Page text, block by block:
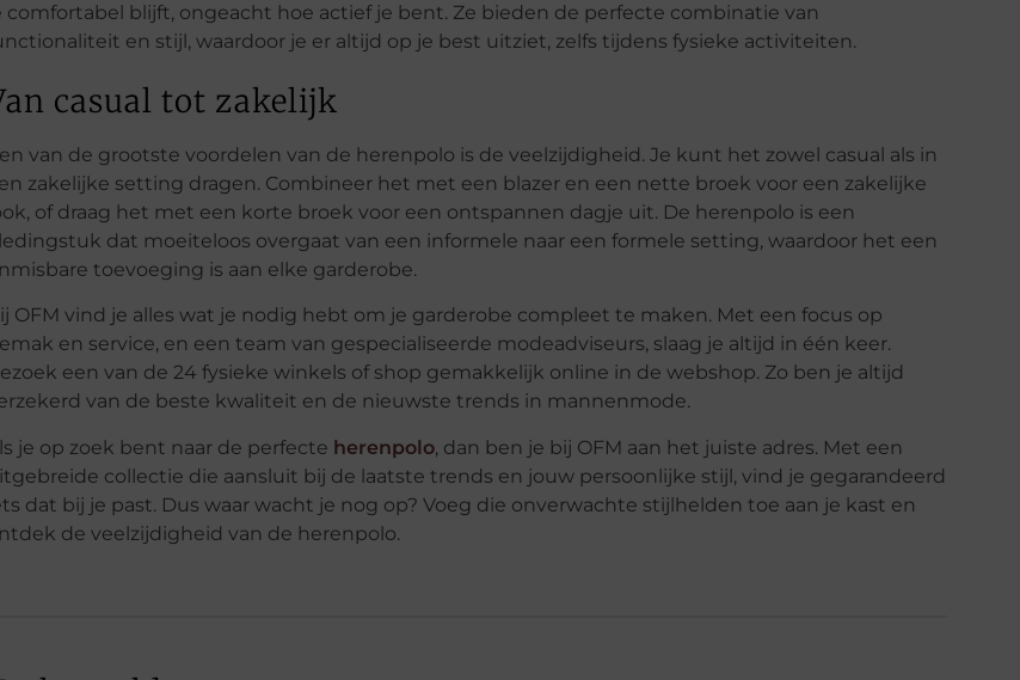
comfortabel blijft, ongeacht hoe actief je bent. Ze bieden de perfecte combinatie van
en stijl, waardoor je er altijd op je best uitziet, zelfs tijdens fysieke activiteiten.
casual tot zakelijk
van de grootste voordelen van de herenpolo is de veelzijdigheid. Je kunt het zowel casual als in
zakelijke setting dragen. Combineer het met een blazer en een nette broek voor een zakelijke
of draag het met een korte broek voor een ontspannen dagje uit. De herenpolo is een
dat moeiteloos overgaat van een informele naar een formele setting, waardoor het een
toevoeging is aan elke garderobe.
OFM vind je alles wat je nodig hebt om je garderobe compleet te maken. Met een focus op
en service, en een team van gespecialiseerde modeadviseurs, slaag je altijd in één keer.
een van de 24 fysieke winkels of shop gemakkelijk online in de webshop. Zo ben je altijd
van de beste kwaliteit en de nieuwste trends in mannenmode.
je op zoek bent naar de perfecte herenpolo, dan ben je bij OFM aan het juiste adres. Met een
collectie die aansluit bij de laatste trends en jouw persoonlijke stijl, vind je gegarandeerd
dat bij je past. Dus waar wacht je nog op? Voeg die onverwachte stijlhelden toe aan je kast en
de veelzijdigheid van de herenpolo.